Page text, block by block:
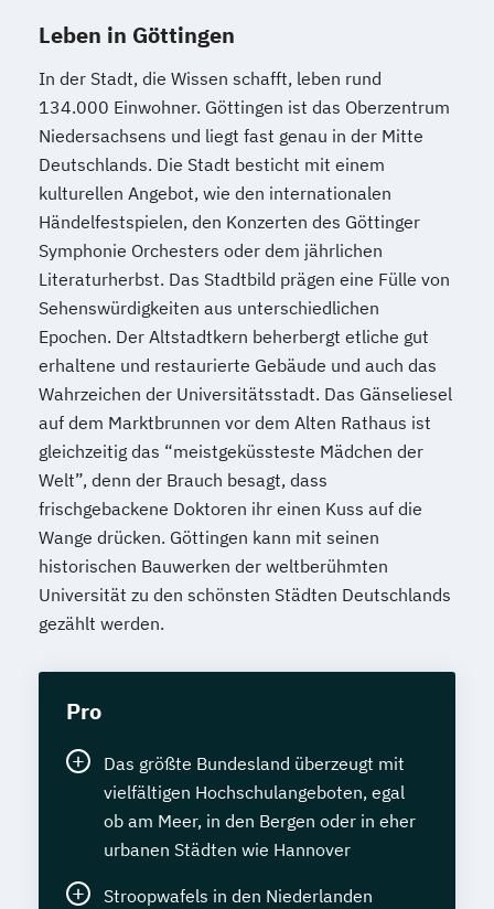
Leben in Göttingen
In der Stadt, die Wissen schafft, leben rund
134.000 Einwohner. Göttingen ist das Oberzentrum
Niedersachsens und liegt fast genau in der Mitte
Deutschlands. Die Stadt besticht mit einem
kulturellen Angebot, wie den internationalen
Händelfestspielen, den Konzerten des Göttinger
Symphonie Orchesters oder dem jährlichen
Literaturherbst. Das Stadtbild prägen eine Fülle von
Sehenswürdigkeiten aus unterschiedlichen
Epochen. Der Altstadtkern beherbergt etliche gut
erhaltene und restaurierte Gebäude und auch das
Wahrzeichen der Universitätsstadt. Das Gänseliesel
auf dem Marktbrunnen vor dem Alten Rathaus ist
gleichzeitig das “meistgeküssteste Mädchen der
Welt”, denn der Brauch besagt, dass
frischgebackene Doktoren ihr einen Kuss auf die
Wange drücken. Göttingen kann mit seinen
historischen Bauwerken der weltberühmten
Universität zu den schönsten Städten Deutschlands
gezählt werden.
Pro
Das größte Bundesland überzeugt mit
vielfältigen Hochschulangeboten, egal
ob am Meer, in den Bergen oder in eher
urbanen Städten wie Hannover
Stroopwafels in den Niederlanden